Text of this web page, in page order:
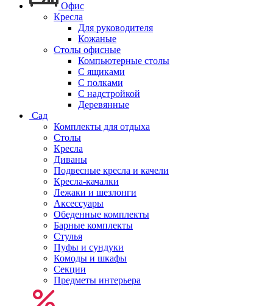
Офис
Кресла
Для руководителя
Кожаные
Столы офисные
Компьютерные столы
С ящиками
С полками
С надстройкой
Деревянные
Сад
Комплекты для отдыха
Столы
Кресла
Диваны
Подвесные кресла и качели
Кресла-качалки
Лежаки и шезлонги
Аксессуары
Обеденные комплекты
Барные комплекты
Стулья
Пуфы и сундуки
Комоды и шкафы
Секции
Предметы интерьера